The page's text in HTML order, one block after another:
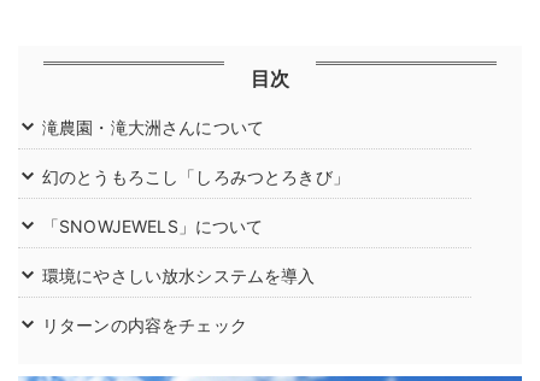
目次
滝農園・滝大洲さんについて
幻のとうもろこし「しろみつとろきび」
「SNOWJEWELS」について
環境にやさしい放水システムを導入
リターンの内容をチェック